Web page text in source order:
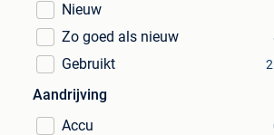
Nieuw
Zo goed als nieuw
Gebruikt
Aandrijving
Accu